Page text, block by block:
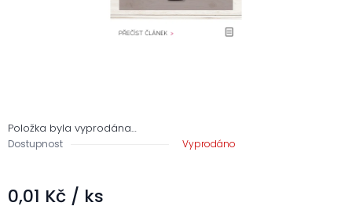
Položka byla vyprodána…
Dostupnost Vyprodáno
0,01 Kč / ks